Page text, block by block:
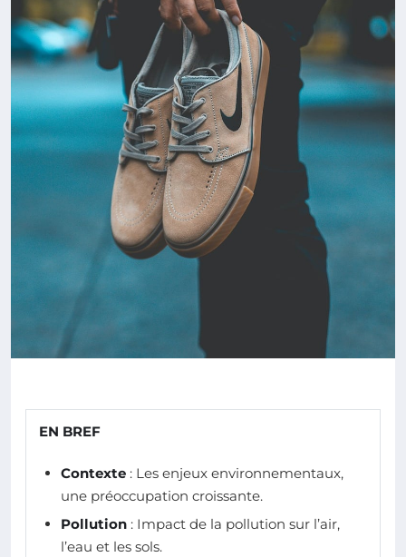
EN BREF
Contexte : Les enjeux environnementaux,
une préoccupation croissante.
Pollution : Impact de la pollution sur l’air,
l’eau et les sols.